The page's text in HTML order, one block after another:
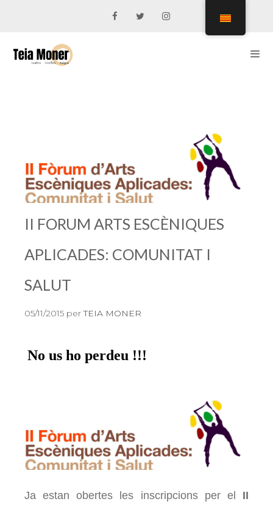
contingut
II FORUM ARTS ESCÈNIQUES
APLICADES: COMUNITAT I
SALUT
05/11/2015 perTEIA MONER
No us ho perdeu !!!
Ja estan obertes les inscripcions per el II